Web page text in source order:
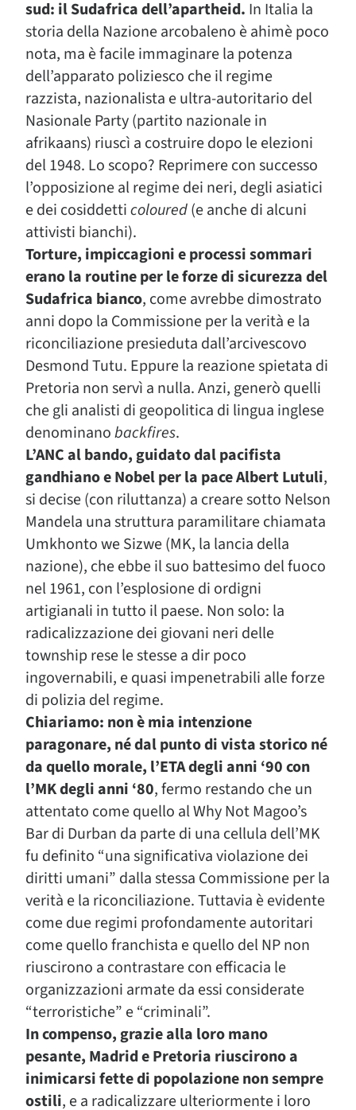
sud: il Sudafrica dell’apartheid. In Italia la
storia della Nazione arcobaleno è ahimè poco
nota, ma è facile immaginare la potenza
dell’apparato poliziesco che il regime
razzista, nazionalista e ultra-autoritario del
Nasionale Party (partito nazionale in
afrikaans) riuscì a costruire dopo le elezioni
del 1948. Lo scopo? Reprimere con successo
l’opposizione al regime dei neri, degli asiatici
e dei cosiddetticoloured(e anche di alcuni
attivisti bianchi).
Torture, impiccagioni e processi sommari
erano la routine per le forze di sicurezza del
Sudafrica bianco, come avrebbe dimostrato
anni dopo la Commissione per la verità e la
riconciliazione presieduta dall’arcivescovo
Desmond Tutu. Eppure la reazione spietata di
Pretoria non servì a nulla. Anzi, generò quelli
che gli analisti di geopolitica di lingua inglese
denominanobackfires.
L’ANC al bando, guidato dal pacifista
gandhiano e Nobel per la pace Albert Lutuli,
si decise (con riluttanza) a creare sotto Nelson
Mandela una struttura paramilitare chiamata
Umkhonto we Sizwe (MK, la lancia della
nazione), che ebbe il suo battesimo del fuoco
nel 1961, con l’esplosione di ordigni
artigianali in tutto il paese. Non solo: la
radicalizzazione dei giovani neri delle
township rese le stesse a dir poco
ingovernabili, e quasi impenetrabili alle forze
di polizia del regime.
Chiariamo: non è mia intenzione
paragonare, né dal punto di vista storico né
da quello morale, l’ETA degli anni ‘90 con
l’MK degli anni ‘80, fermo restando che un
attentato come quello al Why Not Magoo’s
Bar di Durban da parte di una cellula dell’MK
fu definito “una significativa violazione dei
diritti umani” dalla stessa Commissione per la
verità e la riconciliazione. Tuttavia è evidente
come due regimi profondamente autoritari
come quello franchista e quello del NP non
riuscirono a contrastare con efficacia le
organizzazioni armate da essi considerate
“terroristiche” e “criminali”.
In compenso, grazie alla loro mano
pesante, Madrid e Pretoria riuscirono a
inimicarsi fette di popolazione non sempre
ostili, e a radicalizzare ulteriormente i loro